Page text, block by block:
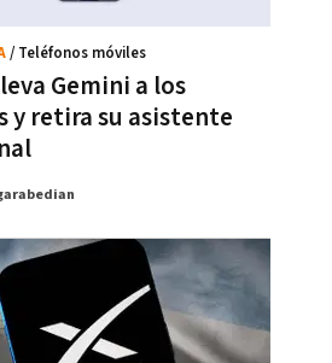
Gemini a los
y retira su asistente
/ Teléfonos móviles